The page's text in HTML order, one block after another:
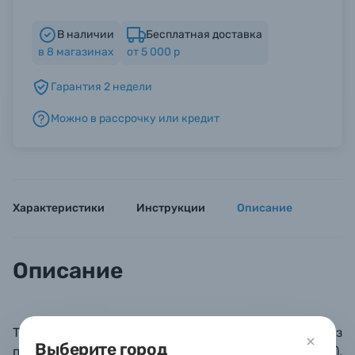
Выберите город
Б/У фототехника (Комиссионные товары)
Уценённые товары
В наличии
в 8 магазинах
Бесплатная доставка
от 5 000 р
Гарантия 2 недели
Можно в рассрочку или кредит
Характеристики Инструкции Описание
Описание
Традиционный фотоальбом с белыми листами из
плотной, очищенной от кислот бумаги (180 г/м.кв),